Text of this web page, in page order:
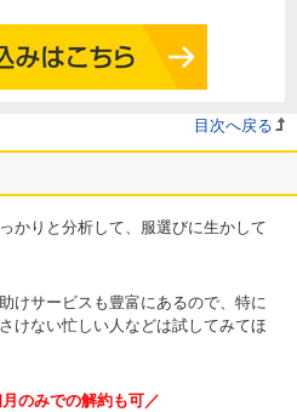
目次へ戻る
かりと分析して、服選びに生かして
けサービスも豊富にあるので、特に
けない忙しい人などは試してみてほ
のみでの解約も可／